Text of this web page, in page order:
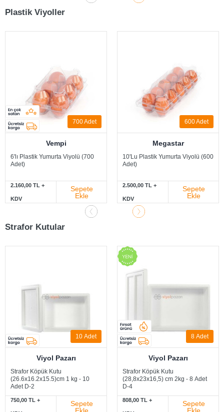
Plastik Viyoller
700 Adet
Vempi
6'lı Plastik Yumurta Viyolü (700
Adet)
2.160,00 TL +
KDV
Sepete
Ekle
600 Adet
Megastar
10'Lu Plastik Yumurta Viyolü (600
Adet)
2.500,00 TL +
KDV
Sepete
Ekle
Strafor Kutular
10 Adet
Viyol Pazarı
Strafor Köpük Kutu
(26.6x16.2x15.5)cm 1 kg - 10
Adet D-2
750,00 TL +
Sepete
8 Adet
Viyol Pazarı
Strafor Köpük Kutu
(28,8x23x16,5) cm 2kg - 8 Adet
D-4
808,00 TL +
Sepete